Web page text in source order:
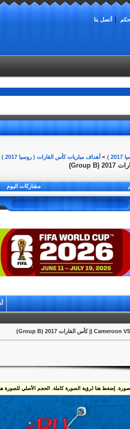
أتصل بنا
)
> أهداف مباريات كأس القارات ( روسيا 2017 )
مشاركات اليوم
إضغط هنا لرؤية الصورة كاملة. الحجم الأصلي للصورة هو 652 *